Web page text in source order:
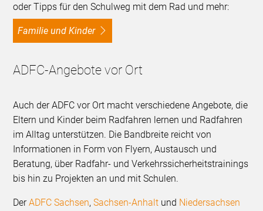
oder Tipps für den Schulweg mit dem Rad und mehr:
Familie und Kinder
ADFC-Angebote vor Ort
Auch der ADFC vor Ort macht verschiedene Angebote, die
Eltern und Kinder beim Radfahren lernen und Radfahren
im Alltag unterstützen. Die Bandbreite reicht von
Informationen in Form von Flyern, Austausch und
Beratung, über Radfahr- und Verkehrssicherheitstrainings
bis hin zu Projekten an und mit Schulen.
DerADFC Sachsen,Sachsen-Anhalt und Niedersachsen